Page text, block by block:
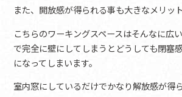
また、開放感が得られる事も大きなメリット
こちらのワーキングスペースはそんなに広
で完全に壁にしてしまうとどうしても閉塞
になってしまいます。
室内窓にしているだけでかなり解放感が得